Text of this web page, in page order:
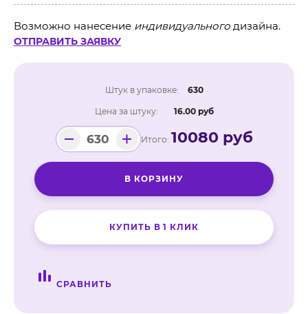
Возможно нанесение индивидуального дизайна.
ОТПРАВИТЬ ЗАЯВКУ
Штук в упаковке: 630
Цена за штуку: 16.00 руб
- + Итого: 10080 руб
В КОРЗИНУ
КУПИТЬ В 1 КЛИК
СРАВНИТЬ